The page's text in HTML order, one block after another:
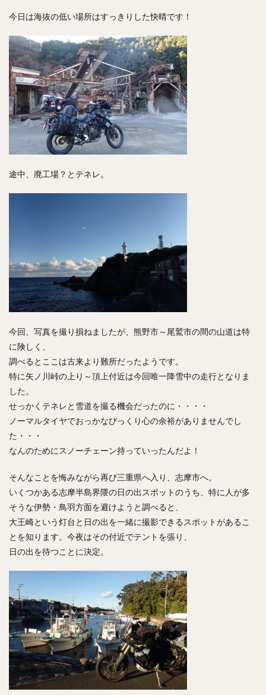
今日は海抜の低い場所はすっきりした快晴です！
途中、廃工場？とテネレ。
今回、写真を撮り損ねましたが、熊野市～尾鷲市の間の山道は特
に険しく、
調べるとここは古来より難所だったようです。
特に矢ノ川峠の上り～頂上付近は今回唯一降雪中の走行となりま
した。
せっかくテネレと雪道を撮る機会だったのに・・・・
ノーマルタイヤでおっかなびっくり心の余裕がありませんでし
た・・・
なんのためにスノーチェーン持っていったんだよ！
そんなことを悔みながら再び三重県へ入り、志摩市へ。
いくつかある志摩半島界隈の日の出スポットのうち、特に人が多
そうな伊勢・鳥羽方面を避けようと調べると、
大王崎という灯台と日の出を一緒に撮影できるスポットがあるこ
とを知ります。今夜はその付近でテントを張り、
日の出を待つことに決定。